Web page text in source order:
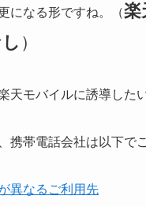
になる形ですね。（楽
）
天モバイルに誘導した
帯電話会社は以下で
異なるご利用先